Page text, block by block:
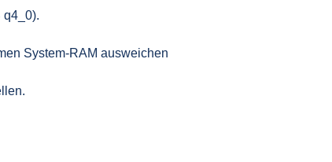
q4_0).
System‑RAM ausweichen